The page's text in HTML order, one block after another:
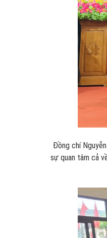
Đồng chí
sự quan tâm cả